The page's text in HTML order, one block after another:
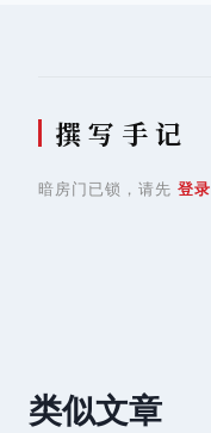
撰 写 手 记
暗房门已锁，请先 登录
类似文章